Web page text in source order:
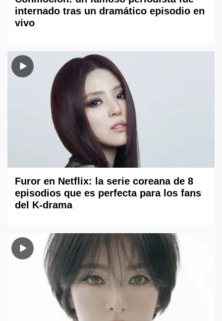
internado tras un dramático episodio en
vivo
Furor en Netflix: la serie coreana de 8
episodios que es perfecta para los fans
del K-drama